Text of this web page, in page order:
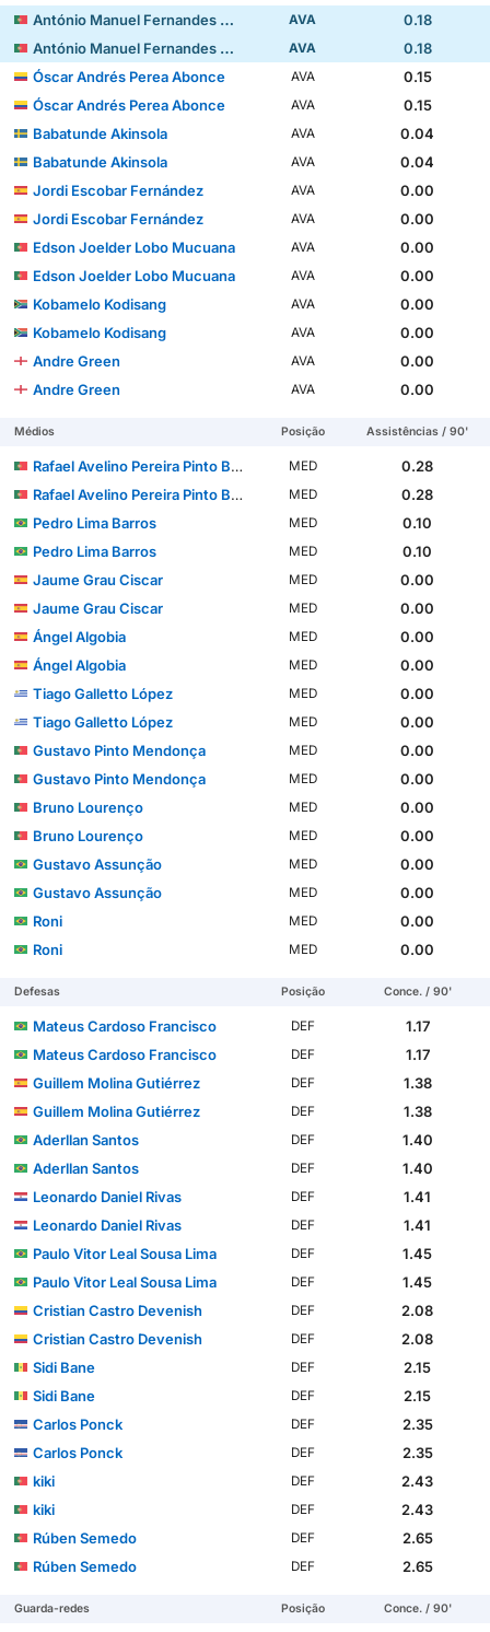
António Manuel Fernandes Mendes AVA
0.18
António Manuel Fernandes Mendes
AVA
0.18
Óscar Andrés Perea Abonce
AVA
0.15
Óscar Andrés Perea Abonce
AVA
0.15
Babatunde Akinsola
AVA
0.04
Babatunde Akinsola
AVA
0.04
Jordi Escobar Fernández
AVA
0.00
Jordi Escobar Fernández
AVA
0.00
Edson Joelder Lobo Mucuana
AVA
0.00
Edson Joelder Lobo Mucuana
AVA
0.00
Kobamelo Kodisang
AVA
0.00
Kobamelo Kodisang
AVA
0.00
Andre Green
AVA
0.00
Andre Green
AVA 0.00
Médios Posição Assistências / 90'
Rafael Avelino Pereira Pinto Barbosa MED
0.28
Rafael Avelino Pereira Pinto Barbosa
MED
0.28
Pedro Lima Barros
MED
0.10
Pedro Lima Barros
MED
0.10
Jaume Grau Ciscar
MED
0.00
Jaume Grau Ciscar
MED
0.00
Ángel Algobia
MED
0.00
Ángel Algobia
MED
0.00
Tiago Galletto López
MED
0.00
Tiago Galletto López
MED
0.00
Gustavo Pinto Mendonça
MED
0.00
Gustavo Pinto Mendonça
MED
0.00
Bruno Lourenço
MED
0.00
Bruno Lourenço
MED
0.00
Gustavo Assunção
MED
0.00
Gustavo Assunção
MED
0.00
Roni
MED
0.00
Roni
MED 0.00
Defesas Posição Conce. / 90'
Mateus Cardoso Francisco DEF
1.17
Mateus Cardoso Francisco
DEF
1.17
Guillem Molina Gutiérrez
DEF
1.38
Guillem Molina Gutiérrez
DEF
1.38
Aderllan Santos
DEF
1.40
Aderllan Santos
DEF
1.40
Leonardo Daniel Rivas
DEF
1.41
Leonardo Daniel Rivas
DEF
1.41
Paulo Vitor Leal Sousa Lima
DEF
1.45
Paulo Vitor Leal Sousa Lima
DEF
1.45
Cristian Castro Devenish
DEF
2.08
Cristian Castro Devenish
DEF
2.08
Sidi Bane
DEF
2.15
Sidi Bane
DEF
2.15
Carlos Ponck
DEF
2.35
Carlos Ponck
DEF
2.35
kiki
DEF
2.43
kiki
DEF
2.43
Rúben Semedo
DEF
2.65
Rúben Semedo
DEF 2.65
Guarda-redes Posição Conce. / 90'